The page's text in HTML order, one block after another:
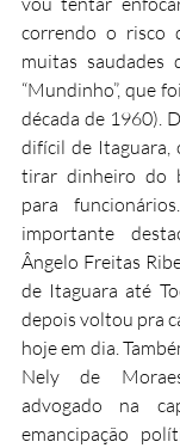
correndo o risco
muitas saudades
“Mundinho”, que
década de 1960).
difícil de Itaguara,
tirar dinheiro do
para
importante
Ângelo Freitas
de Itaguara até
depois voltou pra
hoje em dia.
Nely de
advogado na
emancipação